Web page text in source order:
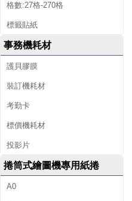
格數:27格-270格
標籤貼紙
事務機耗材
護貝膠膜
裝訂機耗材
考勤卡
標價機耗材
投影片
捲筒式繪圖機專用紙捲
A0